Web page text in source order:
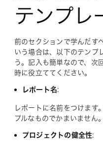
テンプレ
前のセクションで学んだす
いう場合は、以下のテンプ
う。記入も簡単なので、次
時に役立ててください。
レポート名:
レポートに名前をつけます
プルなものでかまいません。
プロジェクトの健全性: